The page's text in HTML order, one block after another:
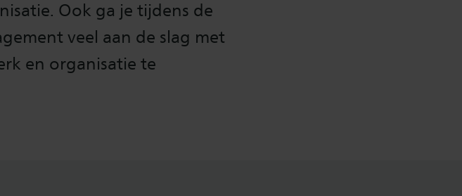
Ook ga je tijdens de
veel aan de slag met
en organisatie te